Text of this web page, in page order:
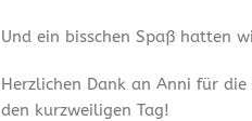
Und ein bisschen Spaß hatten
Herzlichen Dank an Anni für
den kurzweiligen Tag!